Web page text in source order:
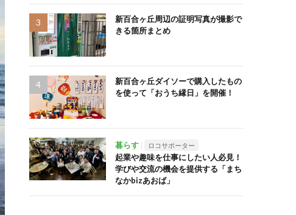
新百合ヶ丘周辺の証明写真が撮影で
きる箇所まとめ
新百合ヶ丘ダイソーで購入したもの
を使って「おうち縁日」を開催！
暮らす ロコサポーター
起業や趣味を仕事にしたい人必見！
学びや交流の機会を提供する「まち
なかbizあおば」